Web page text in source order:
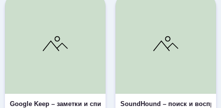
Google Keep – заметки и списки
SoundHound – поиск и